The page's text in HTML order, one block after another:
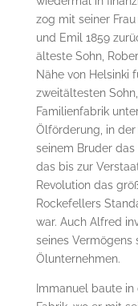
zog mit seiner
und Emil 1859
älteste Sohn,
Nähe von Helsinki
zweitältesten
Familienfabrik
Ölförderung, in
seinem Bruder das
das bis zur
Revolution das
Rockefellers
war. Auch Alfred
seines
Ölunternehmen.
Immanuel baute